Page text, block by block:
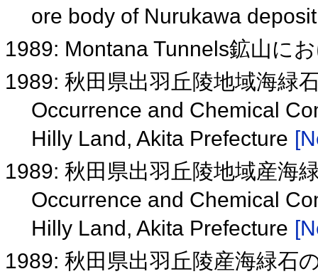
ore body of Nurukawa
1989: Montana Tunnels鉱山に
1989: 秋田県出羽丘陵地域海緑
Occurrence and Chemical
Hilly Land, Akita Prefecture
1989: 秋田県出羽丘陵地域産海
Occurrence and Chemical
Hilly Land, Akita Prefecture
1989: 秋田県出羽丘陵産海緑石